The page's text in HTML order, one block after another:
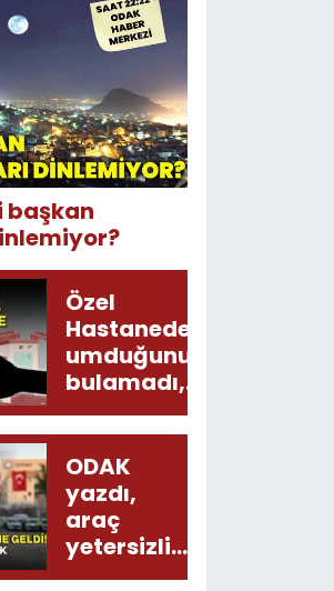
başkan
Özel
Hastaneden
umduğunu
bulamadı,
Devlet
Hastanesinde
sonuç aldı
ODAK
yazdı,
araç
yetersizliği
gündeme